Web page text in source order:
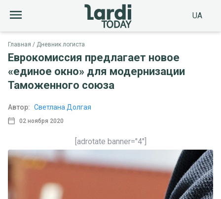
UA
Главная Дневник логиста
Еврокомиссия предлагает новое
«единое окно» для модернизации
Таможенного союза
02 ноября 2020
Автор: Светлана Долгая
[adrotate banner="4"]